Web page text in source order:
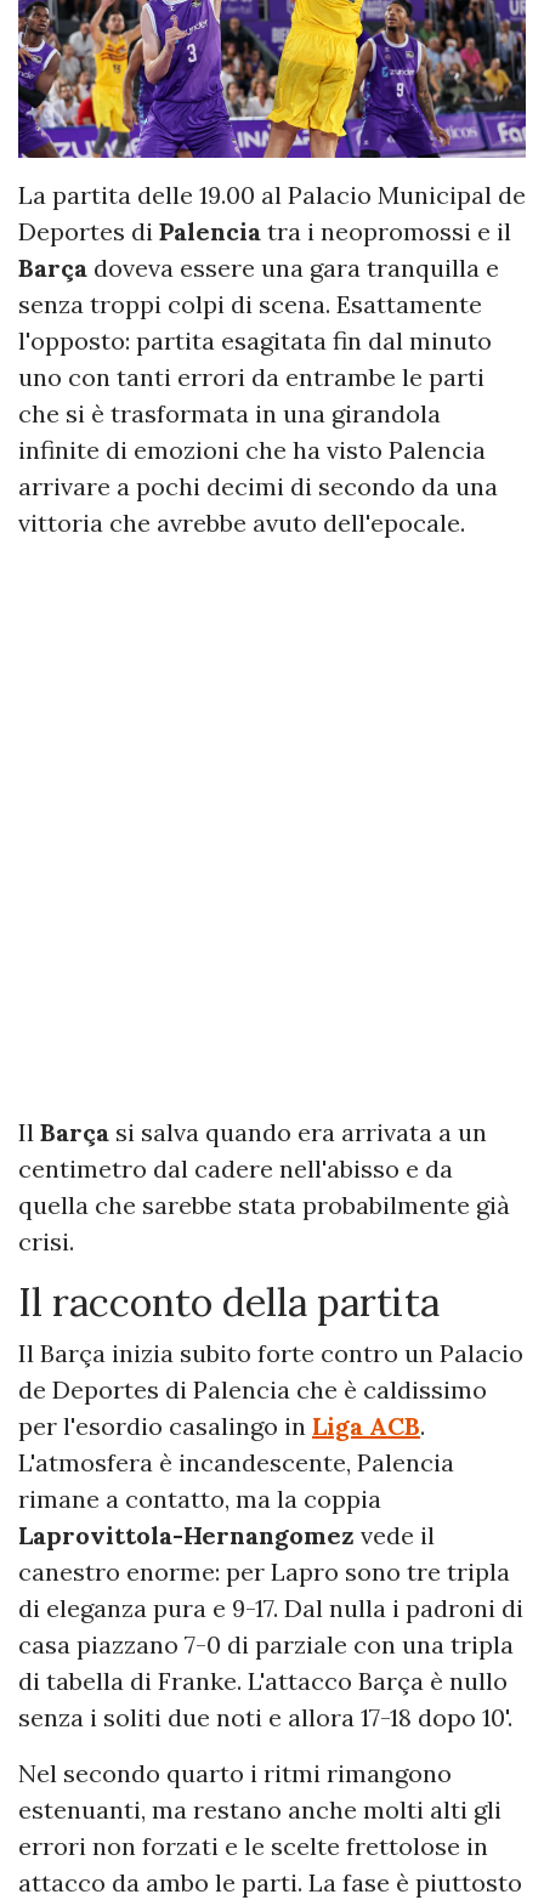
La partita delle 19.00 al Palacio Municipal de
Deportes di Palencia tra i neopromossi e il
Barça doveva essere una gara tranquilla e
senza troppi colpi di scena. Esattamente
l'opposto: partita esagitata fin dal minuto
uno con tanti errori da entrambe le parti
che si è trasformata in una girandola
infinite di emozioni che ha visto Palencia
arrivare a pochi decimi di secondo da una
vittoria che avrebbe avuto dell'epocale.
Il Barça si salva quando era arrivata a un
centimetro dal cadere nell'abisso e da
quella che sarebbe stata probabilmente già
crisi.
Il racconto della partita
Il Barça inizia subito forte contro un Palacio
de Deportes di Palencia che è caldissimo
per l'esordio casalingo in Liga ACB.
L'atmosfera è incandescente, Palencia
rimane a contatto, ma la coppia
Laprovittola-Hernangomez vede il
canestro enorme: per Lapro sono tre tripla
di eleganza pura e 9-17. Dal nulla i padroni di
casa piazzano 7-0 di parziale con una tripla
di tabella di Franke. L'attacco Barça è nullo
senza i soliti due noti e allora 17-18 dopo 10'.
Nel secondo quarto i ritmi rimangono
estenuanti, ma restano anche molti alti gli
errori non forzati e le scelte frettolose in
attacco da ambo le parti. La fase è piuttosto